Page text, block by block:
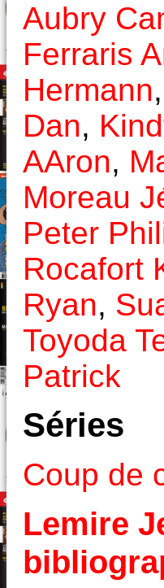
Aubry
Ferraris
Hermann,
Dan,
AAron,
Moreau
Peter
Rocafort
Ryan,
Toyoda
Patrick
Séries
Coup de
Lemire